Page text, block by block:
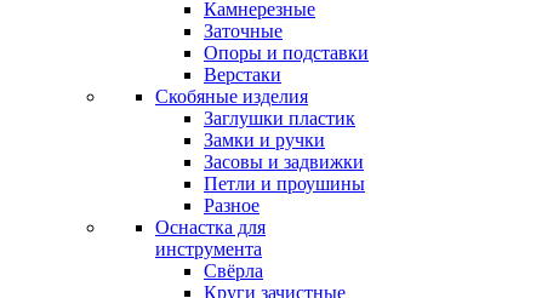
Камнерезные
Заточные
Опоры и подставки
Верстаки
Скобяные изделия
Заглушки пластик
Замки и ручки
Засовы и задвижки
Петли и проушины
Разное
Оснастка для
инструмента
Свёрла
Круги зачистные